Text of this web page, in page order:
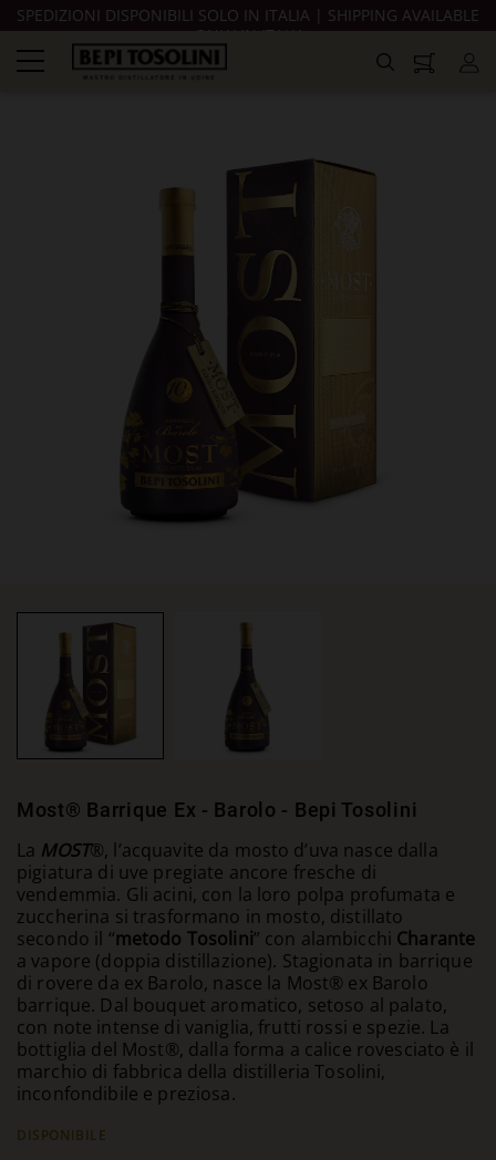
SPEDIZIONI DISPONIBILI SOLO IN ITALIA | SHIPPING AVAILABLE
ONLY IN ITALY
navigazione
Toggle
Most® Barrique Ex - Barolo - Bepi Tosolini
La MOST®, l’acquavite da mosto d’uva nasce dalla
pigiatura di uve pregiate ancore fresche di
vendemmia. Gli acini, con la loro polpa profumata e
zuccherina si trasformano in mosto, distillato
secondo il “metodo Tosolini” con alambicchi Charante
a vapore (doppia distillazione). Stagionata in barrique
di rovere da ex Barolo, nasce la Most® ex Barolo
barrique. Dal bouquet aromatico, setoso al palato,
con note intense di vaniglia, frutti rossi e spezie. La
bottiglia del Most®, dalla forma a calice rovesciato è il
marchio di fabbrica della distilleria Tosolini,
inconfondibile e preziosa.
DISPONIBILE